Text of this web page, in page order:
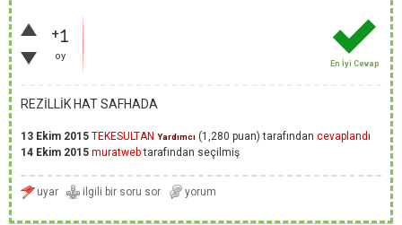
+1
oy
En İyi Cevap
REZİLLİK HAT SAFHADA
13 Ekim 2015 TEKESULTAN Yardımcı (1,280 puan) tarafından cevaplandı
14 Ekim 2015 muratwebtarafından seçilmiş